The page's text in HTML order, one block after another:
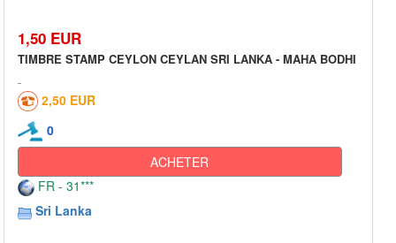
1,50 EUR
TIMBRE STAMP CEYLON CEYLAN SRI LANKA - MAHA BODHI
2,50 EUR
0
ACHETER
FR - 31***
Sri Lanka